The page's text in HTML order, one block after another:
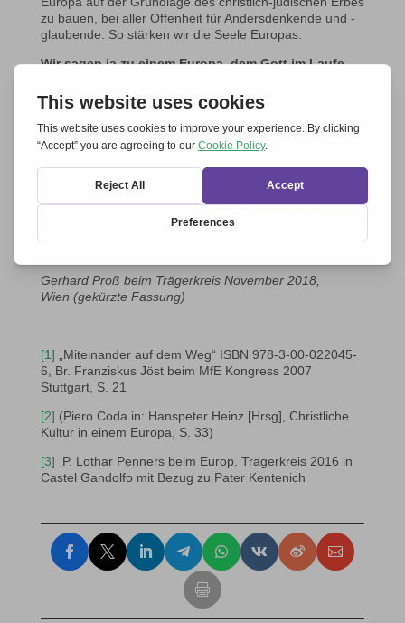
zu bauen, bei aller Offenheit für Andersdenkende und -
glaubende. So stärken wir die Seele Europas.
Wir sagen ja zu einem Europa, dem Gott im Laufe
Das Miteinander von Himmel und Erde, das Miteinander
von Glaube und Weltgestaltung, denn im Gekreuzigten
begegnen sich Himmel und Erde. In diesem Auftrag für
Der lebendige Gott hat unserem Miteinander viel
anvertraut. Deshalb wollen wir in unseren Bewegungen
Gerhard Proß beim Trägerkreis November 2018,
Wien (gekürzte Fassung)
[1] „Miteinander auf dem Weg“ ISBN 978-3-00-022045-
6, Br. Franziskus Jöst beim MfE Kongress 2007
Stuttgart, S. 21
[2] (Piero Coda in: Hanspeter Heinz [Hrsg], Christliche
Kultur in einem Europa, S. 33)
[3] P. Lothar Penners beim Europ. Trägerkreis 2016 in
Castel Gandolfo mit Bezug zu Pater Kentenich